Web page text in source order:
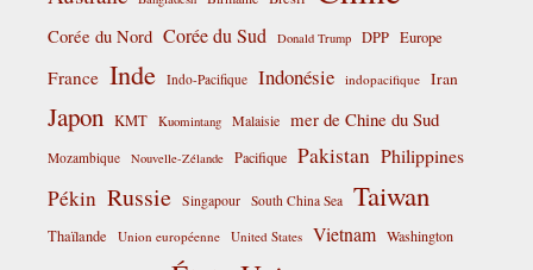
Corée du Nord Corée du Sud Donald Trump DPP Europe
France Inde Indo-Pacifique Indonésie indopacifique Iran
Japon KMT Kuomintang Malaisie mer de Chine du Sud
Mozambique Nouvelle-Zélande Pacifique Pakistan Philippines
Pékin Russie Singapour South China Sea Taiwan
Thaïlande Union européenne United States Vietnam Washington